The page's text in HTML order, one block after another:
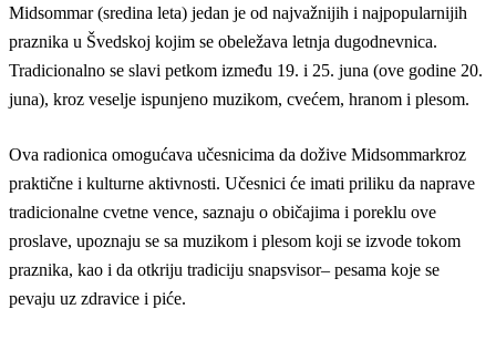
Midsommar(sredina leta) jedan je od najvažnijih i najpopularnijih
praznika u Švedskoj kojim se obeležava letnja dugodnevnica.
Tradicionalno se slavi petkom između 19. i 25. juna (ove godine 20.
juna), kroz veselje ispunjeno muzikom, cvećem, hranom i plesom.
Ova radionica omogućava učesnicima da dožive Midsommarkroz
praktične i kulturne aktivnosti. Učesnici će imati priliku da naprave
tradicionalne cvetne vence, saznaju o običajima i poreklu ove
proslave, upoznaju se sa muzikom i plesom koji se izvode tokom
praznika, kao i da otkriju tradiciju snapsvisor– pesama koje se
pevaju uz zdravice i piće.